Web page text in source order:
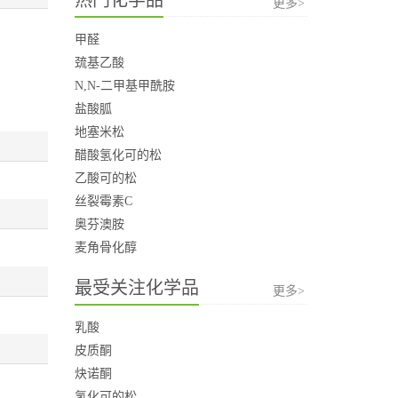
更多>
甲醛
巯基乙酸
N,N-二甲基甲酰胺
盐酸胍
地塞米松
醋酸氢化可的松
乙酸可的松
丝裂霉素C
奥芬澳胺
麦角骨化醇
最受关注化学品 更多>
乳酸
皮质酮
炔诺酮